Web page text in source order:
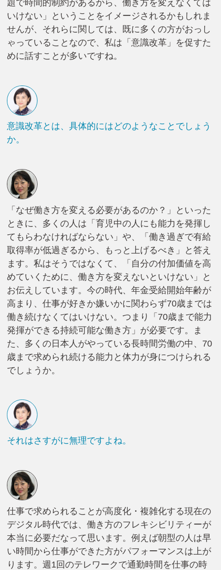
題で時間的制約があるから、働き方を変えなくては
いけない」ということをイメージされるかもしれま
せんが、それらに関しては、既に多くの方がおっし
ゃっていることなので、私は「意識改革」を促すた
めに話すことが多いですね。
意識改革とは、具体的にはどのようなことでしょう
か。
「なぜ働き方を変える必要があるのか？」といった
ときに、多くの人は「育児中の人にも能力を発揮し
てもらわなければならない」や、「働き過ぎで有給
取得率が低過ぎるから、もっと上げるべき」と答え
ます。私はそうではなくて、「自分の付加価値を高
めていくために、働き方を変えないといけない」と
お伝えしています。今の時代、年金受給開始年齢が
高まり、仕事が好きか嫌いかに関わらず70歳までは
働き続けなくてはいけない。つまり「70歳まで能力
発揮ができる持続可能な働き方」が必要です。ま
た、多くの日本人がやっている長時間労働の中、70
歳まで求められ続ける能力と体力が身につけられる
でしょうか。
それはさすがに無理ですよね。
仕事で求められることが高度化・複雑化する現在の
デジタル時代では、働き方のフレキシビリティーが
本当に必要だなって思います。例えば朝型の人は早
い時間から仕事ができた方がパフォーマンスは上が
ります。週1回のテレワークで通勤時間を仕事の時